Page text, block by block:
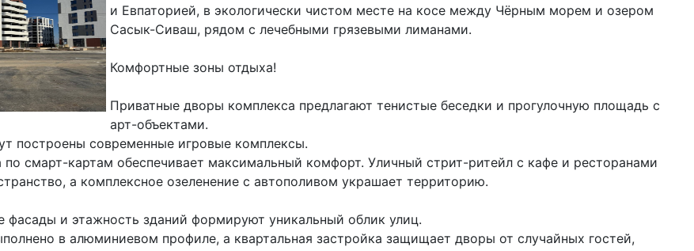
и Евпаторией, в экологически чистом месте на косе между Чёрным морем и озером
Сасык-Сиваш, рядом с лечебными грязевыми лиманами.
Комфортные зоны отдыха!
Приватные дворы комплекса предлагают тенистые беседки и прогулочную площадь с
арт-объектами.
построены современные игровые комплексы.
смарт-картам обеспечивает максимальный комфорт. Уличный стрит-ритейл с кафе и ресторанами
а комплексное озеленение с автополивом украшает территорию.
фасады и этажность зданий формируют уникальный облик улиц.
в алюминиевом профиле, а квартальная застройка защищает дворы от случайных гостей,